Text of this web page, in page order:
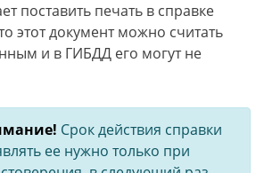
поставить печать в справке
этот документ можно считать
и в ГИБДД его могут не
Срок действия справки
ее нужно только при